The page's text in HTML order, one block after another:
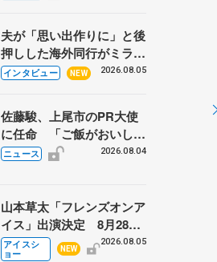
野村忠宏さんと対談
夫が「思い出作りに」と後
押しした海外同行がミラノ
まで… 繁華街のリンクで
に 小林芳子さんが振り返
るスケート人生
インタビュー NEW 2026.08.05
佐藤駿、上尾市のPR大使
に任命 「ご飯がおいし
く、住みやすいのが魅力」
ニュース 2026.08.04
山本草太「フレンズオンア
イス」出演決定 8月28日
（金）2公演のみ 荒川静
アイスシ
ョー
NEW
2026.08.05